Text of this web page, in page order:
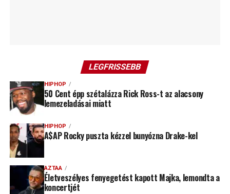
LEGFRISSEBB
HIPHOP
50 Cent épp szétalázza Rick Ross-t az alacsony
lemezeladásai miatt
HIPHOP
A$AP Rocky puszta kézzel bunyózna Drake-kel
AZTAA
Életveszélyes fenyegetést kapott Majka, lemondta a
koncertjét